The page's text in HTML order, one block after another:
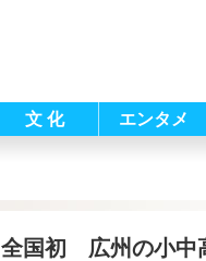
文 化 エンタメ
全国初 広州の小中